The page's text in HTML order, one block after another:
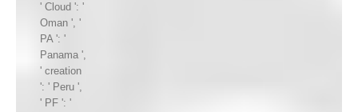
' Cloud ': '
Oman ', '
PA ': '
Panama ',
' creation
': ' Peru ',
' PF ': '